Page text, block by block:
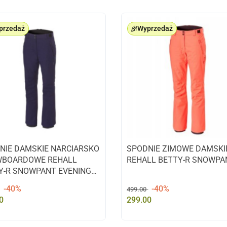
DAMSKIE NARCIARSKO
REHALL
R SNOWPANT EVENING
-40%
Wyprzedaż
SPODNIE ZIMOWE
REHALL BETTY-R
499.00
-40%
299.00